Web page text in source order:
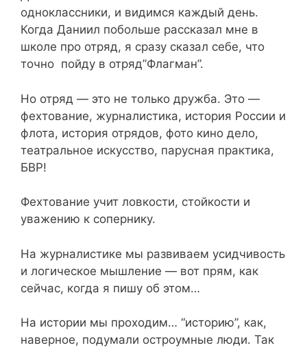
одноклассники, и видимся каждый день.
Когда Даниил побольше рассказал мне в
школе про отряд, я сразу сказал себе, что
точно пойду в отряд”Флагман”.
Но отряд — это не только дружба. Это —
фехтование, журналистика, история России и
флота, история отрядов, фото кино дело,
театральное искусство, парусная практика,
БВР!
Фехтование учит ловкости, стойкости и
уважению к сопернику.
На журналистике мы развиваем усидчивость
и логическое мышление — вот прям, как
сейчас, когда я пишу об этом…
На истории мы проходим… “историю”, как,
наверное, подумали остроумные люди. Так